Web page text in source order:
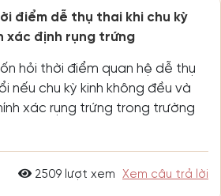
điểm dễ thụ thai khi chu kỳ
xác định rụng trứng
hỏi thời điểm quan hệ dễ thụ
nếu chu kỳ kinh không đều và
xác rụng trứng trong trường
2509 lượt xem Xem câu trả lời